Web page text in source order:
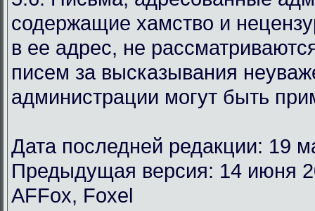
содержащие хамство и
в ее адрес, не
писем за высказывания
администрации могут быть
Дата последней редакции: 19
Предыдущая версия: 14 июня
AFFox, Foxel